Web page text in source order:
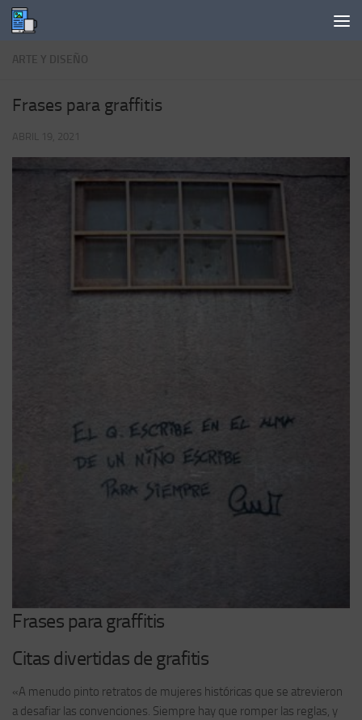
Saltar al contenido
ARTE Y DISEÑO
Frases para graffitis
ABRIL 19, 2021
Frases para graffitis
Citas divertidas de grafitis
«A menudo pinto retratos de mujeres históricas que se atrevieron
a desafiar las convenciones. Siempre hay que romper las reglas, y